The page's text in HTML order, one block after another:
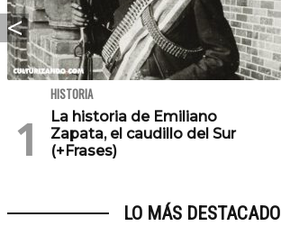
HISTORIA
La historia de Emiliano
Zapata, el caudillo del Sur
(+Frases)
LO MÁS DESTACADO